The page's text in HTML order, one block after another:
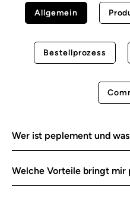
Allgemein
Bestellprozess
Wer ist peplement und
Welche Vorteile bringt mir